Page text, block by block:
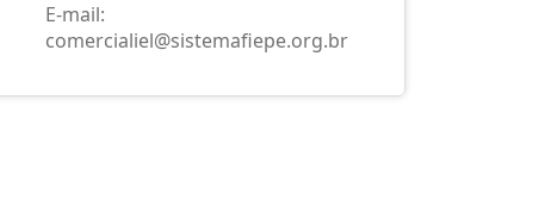
E-mail:
comercialiel@sistemafiepe.org.br